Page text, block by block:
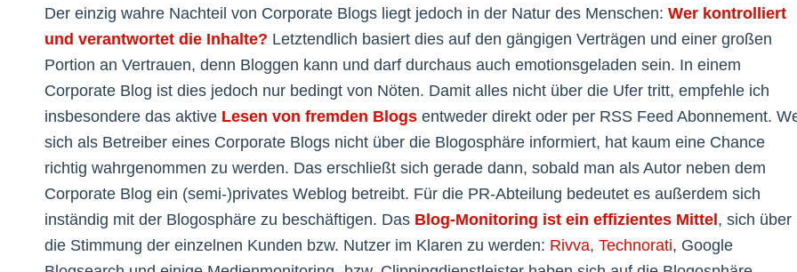
Der einzig wahre Nachteil von Corporate Blogs liegt jedoch in der Natur des Menschen: Wer kontrolliert
und verantwortet die Inhalte? Letztendlich basiert dies auf den gängigen Verträgen und einer großen
Portion an Vertrauen, denn Bloggen kann und darf durchaus auch emotionsgeladen sein. In einem
Corporate Blog ist dies jedoch nur bedingt von Nöten. Damit alles nicht über die Ufer tritt, empfehle ich
insbesondere das aktive Lesen von fremden Blogs entweder direkt oder per RSS Feed Abonnement.
sich als Betreiber eines Corporate Blogs nicht über die Blogosphäre informiert, hat kaum eine Chance
richtig wahrgenommen zu werden. Das erschließt sich gerade dann, sobald man als Autor neben dem
Corporate Blog ein (semi-)privates Weblog betreibt. Für die PR-Abteilung bedeutet es außerdem sich
inständig mit der Blogosphäre zu beschäftigen. Das Blog-Monitoring ist ein effizientes Mittel , sich über
die Stimmung der einzelnen Kunden bzw. Nutzer im Klaren zu werden: Rivva, Technorati, Google